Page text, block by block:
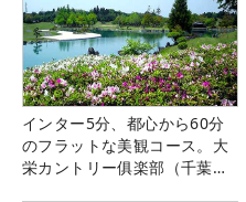
インター5分、都心から60分
のフラットな美観コース。大
栄カントリー俱楽部（千葉